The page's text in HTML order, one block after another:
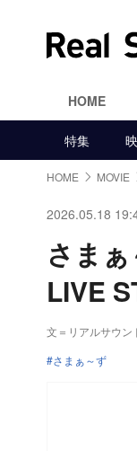
HOME
特集
HOME MOVIE
2026.05.18
さま
LIVE
文＝リアルサウン
さまぁ～ず